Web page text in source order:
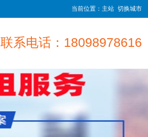
当前位置：主站 切换城市
联系电话：18098978616